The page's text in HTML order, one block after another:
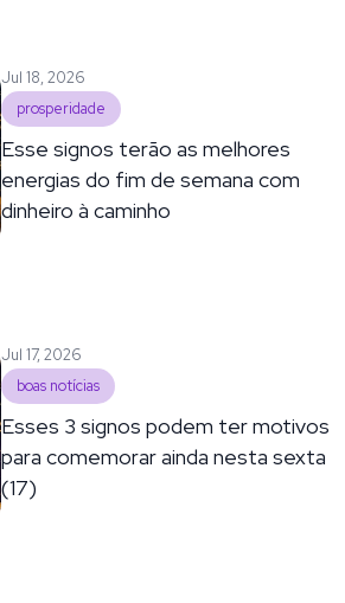
Jul 18, 2026
prosperidade
Esse signos terão as melhores
energias do fim de semana com
dinheiro à caminho
Jul 17, 2026
boas notícias
Esses 3 signos podem ter motivos
para comemorar ainda nesta sexta
(17)